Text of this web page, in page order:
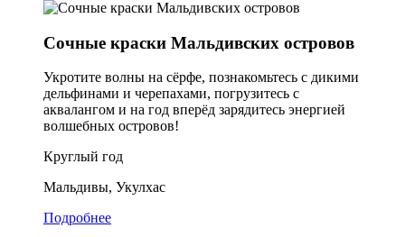
Сочные краски Мальдивских островов
Укротите волны на сёрфе, познакомьтесь с дикими
дельфинами и черепахами, погрузитесь с
аквалангом и на год вперёд зарядитесь энергией
волшебных островов!
Круглый год
Мальдивы, Укулхас
Подробнее